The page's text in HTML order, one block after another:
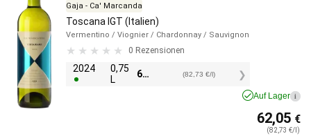
Gaja - Ca' Marcanda
Toscana IGT (Italien)
Vermentino / Viognier / Chardonnay / Sauvignon
0 Rezensionen
2024
0,75
L
62,05 (82,73 €/l)
Auf Lager i
62,05 €
(82,73 €/l)